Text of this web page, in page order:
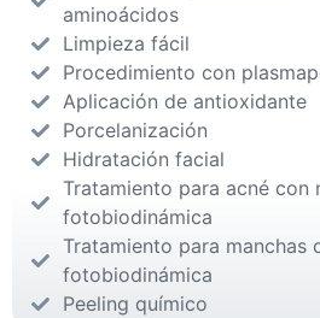
aminoácidos
Limpieza fácil
Procedimiento con
Aplicación de antioxidante
Porcelanización
Hidratación facial
Tratamiento para acné con
fotobiodinámica
Tratamiento para manchas
fotobiodinámica
Peeling químico